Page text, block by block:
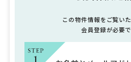
この物件情報をご覧い
会員登録が必要